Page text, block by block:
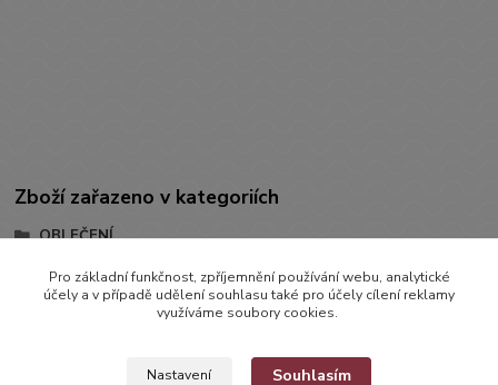
Zboží zařazeno v kategoriích
OBLEČENÍ
KRAŤÁSKY
Džínové kraťásky
Pro základní funkčnost, zpříjemnění používání webu, analytické
účely a v případě udělení souhlasu také pro účely cílení reklamy
využíváme soubory cookies.
Nastavení Souhlasím